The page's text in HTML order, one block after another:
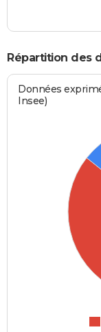
Répartition des
Données
Insee)